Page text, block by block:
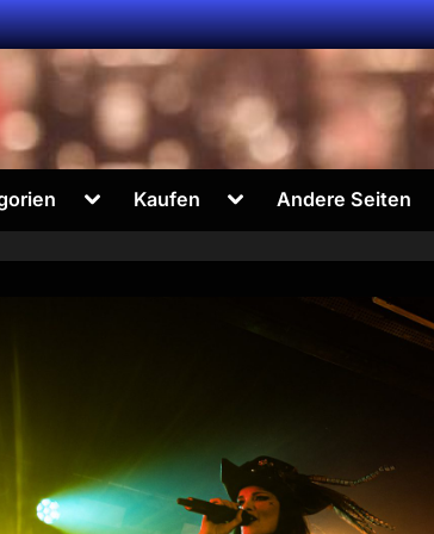
Toggle
menu
Kaufen
Toggle
menu
Andere Seiten